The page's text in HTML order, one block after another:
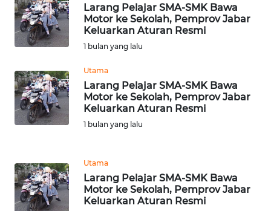
Larang Pelajar SMA-SMK Bawa
Motor ke Sekolah, Pemprov Jabar
Keluarkan Aturan Resmi
1 bulan yang lalu
Utama
Larang Pelajar SMA-SMK Bawa
Motor ke Sekolah, Pemprov Jabar
Keluarkan Aturan Resmi
1 bulan yang lalu
Utama
Larang Pelajar SMA-SMK Bawa
Motor ke Sekolah, Pemprov Jabar
Keluarkan Aturan Resmi
WN
DAIRI
WN
DANAU
TOBA
WN
WN
LANGKAT